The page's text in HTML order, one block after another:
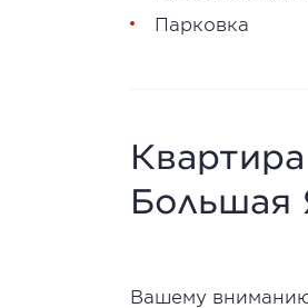
Парковка
Большая
Вашему